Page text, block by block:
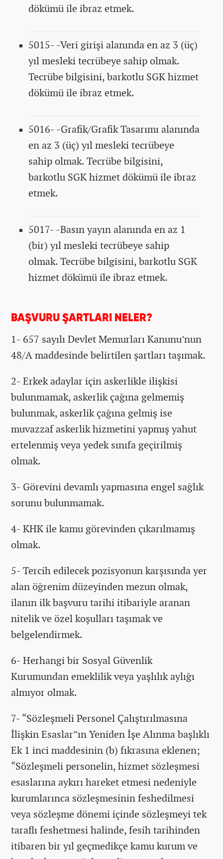
dökümü ile ibraz etmek.
5015- -Veri girişi alanında en az 3 (üç)
yıl mesleki tecrübeye sahip olmak.
Tecrübe bilgisini, barkotlu SGK hizmet
dökümü ile ibraz etmek.
5016- -Grafik/Grafik Tasarımı alanında
en az 3 (üç) yıl mesleki tecrübeye
sahip olmak. Tecrübe bilgisini,
barkotlu SGK hizmet dökümü ile ibraz
etmek.
5017- -Basın yayın alanında en az 1
(bir) yıl mesleki tecrübeye sahip
olmak. Tecrübe bilgisini, barkotlu SGK
hizmet dökümü ile ibraz etmek.
BAŞVURU ŞARTLARI NELER?
1- 657 sayılı Devlet Memurları Kanunu’nun
48/A maddesinde belirtilen şartları taşımak.
2- Erkek adaylar için askerlikle ilişkisi
bulunmamak, askerlik çağına gelmemiş
bulunmak, askerlik çağına gelmiş ise
muvazzaf askerlik hizmetini yapmış yahut
ertelenmiş veya yedek sınıfa geçirilmiş
olmak.
3- Görevini devamlı yapmasına engel sağlık
sorunu bulunmamak.
4- KHK ile kamu görevinden çıkarılmamış
olmak.
5- Tercih edilecek pozisyonun karşısında yer
alan öğrenim düzeyinden mezun olmak,
ilanın ilk başvuru tarihi itibariyle aranan
nitelik ve özel koşulları taşımak ve
belgelendirmek.
6- Herhangi bir Sosyal Güvenlik
Kurumundan emeklilik veya yaşlılık aylığı
almıyor olmak.
7- “Sözleşmeli Personel Çalıştırılmasına
İlişkin Esaslar”ın Yeniden İşe Alınma başlıklı
Ek 1 inci maddesinin (b) fıkrasına eklenen;
“Sözleşmeli personelin, hizmet sözleşmesi
esaslarına aykırı hareket etmesi nedeniyle
kurumlarınca sözleşmesinin feshedilmesi
veya sözleşme dönemi içinde sözleşmeyi tek
taraflı feshetmesi halinde, fesih tarihinden
itibaren bir yıl geçmedikçe kamu kurum ve